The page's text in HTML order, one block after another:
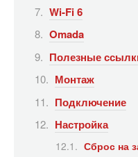
Wi-Fi 6
Omada
Полезные
Монтаж
Подключение
Настройка
Сброс на